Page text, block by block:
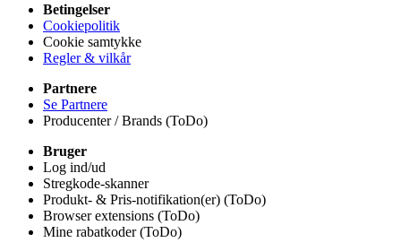
Betingelser
Cookiepolitik
Cookie samtykke
Regler & vilkår
Partnere
Se Partnere
Producenter / Brands (ToDo)
Bruger
Log ind/ud
Stregkode-skanner
Produkt- & Pris-notifikation(er) (ToDo)
Browser extensions (ToDo)
Mine rabatkoder (ToDo)